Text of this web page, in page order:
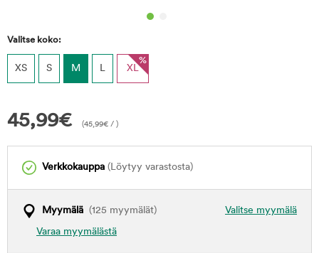
Valitse koko:
XS S M L XL
%
45,99€ (45,99€ / )
Verkkokauppa (Löytyy varastosta)
Valitse myymälä
Myymälä (125 myymälät)
Varaa myymälästä